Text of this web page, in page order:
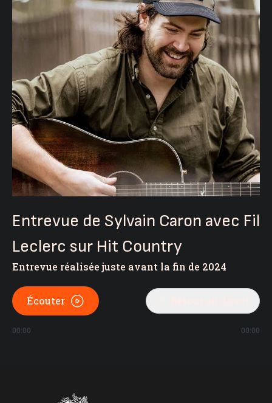
Entrevue de Sylvain Caron avec Fil
Leclerc sur Hit Country
Entrevue réalisée juste avant la fin de 2024
Écouter
00:00 00:00